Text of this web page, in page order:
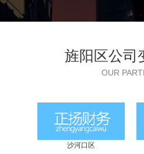
旌阳区公司
OUR
沙河口区